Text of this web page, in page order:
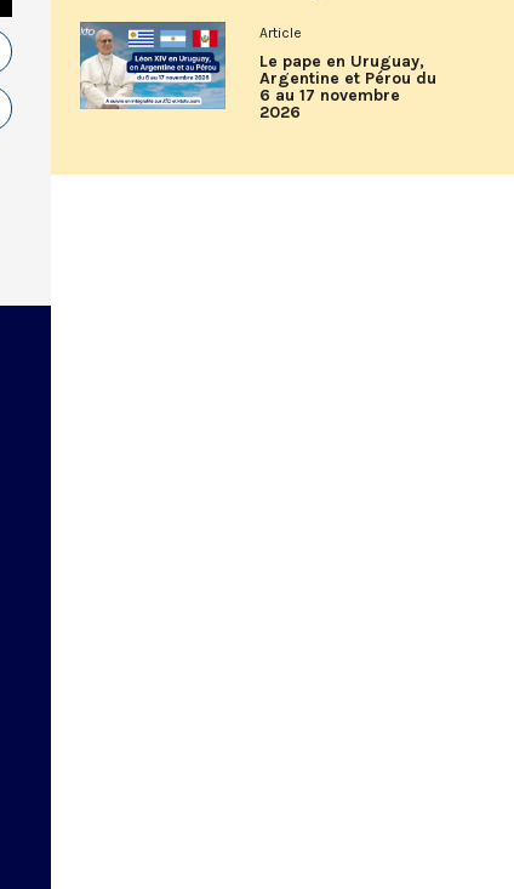
Article
Le pape en Uruguay,
Argentine et Pérou du
6 au 17 novembre
2026